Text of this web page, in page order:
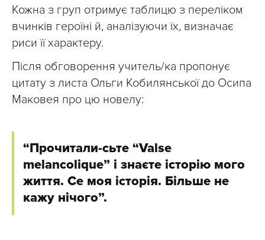
Кожна з груп отримує таблицю з переліком
вчинків героїні й, аналізуючи їх, визначає
риси її характеру.
Після обговорення учитель/ка пропонує
цитату з листа Ольги Кобилянської до Осипа
Маковея про цю новелу:
“Прочитали-сьте “Valse
melancolique” і знаєте історію мого
життя. Се моя історія. Більше не
кажу нічого”.